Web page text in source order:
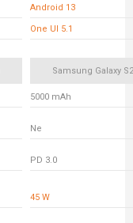
Android 13
One UI 5.1
Samsung Galaxy
5000 mAh
Ne
PD 3.0
45 W